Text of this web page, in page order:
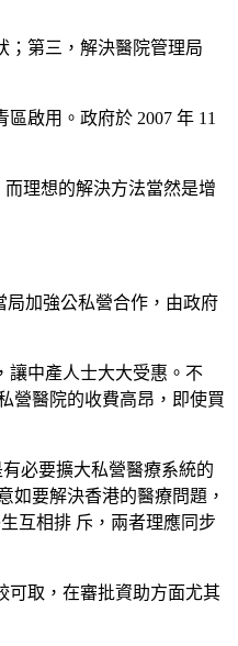
；第三，解決醫院管理局
啟用。政府於 2007 年 11
理想的解決方法當然是增
加強公私營合作，由政府
讓中產人士大大受惠。不
營醫院的收費高昂，即使買
必要擴大私營醫療系統的
如要解決香港的醫療問題，
互相排 斥，兩者理應同步
可取，在審批資助方面尤其